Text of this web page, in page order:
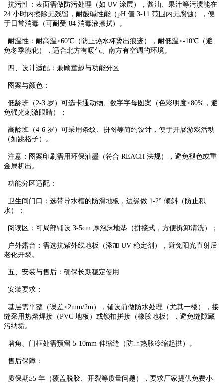
抗污性：表面需做防污处理（如 UV 涂层），酱油、果汁等污渍能在
24 小时内擦除无残留，耐酸碱性能（pH 值 3-11 范围内无腐蚀），便
于日常消毒（可耐受 84 消毒液擦拭）。​
耐温性：耐高温≥60℃（防止热水杯烫出痕迹），耐低温≥-10℃（避
免冬季脆化），适合北方有暖气、南方有空调的环境。​
四、设计适配：兼顾童趣与功能分区​
图案与颜色：​
低龄班（2-3 岁）可选卡通动物、数字字母图案（色彩明度≤80%，避
免强光刺激眼睛）；​
高龄班（4-6 岁）可采用条纹、拼图等简约设计，便于开展游戏活动
（如跳格子）。​
注意：图案印刷需用环保油墨（符合 REACH 法规），避免褪色或重
金属析出。​
功能分区适配：​
卫生间门口：选带导水槽的防滑地板，边缘做 1-2° 倾斜（防止积
水）；​
阅读区：可局部铺设 3-5cm 厚泡沫地垫（拼接式，方便拆卸清洗）；​
户外露台：需选抗紫外线地板（添加 UV 稳定剂），避免阳光直射后
老化开裂。​
五、安装与售后：确保长期稳定使用​
安装要求：​
基层需平整（误差≤2mm/2m），铺设前做防水处理（尤其一楼），接
缝采用热熔焊接（PVC 地板）或锁扣拼接（橡胶地板），避免缝隙藏
污纳垢。​
墙角、门框处需预留 5-10mm 伸缩缝（防止热胀冷缩起拱）。​
售后保障：​
质保期≥5 年（覆盖脱胶、开裂等质量问题），要求厂家提供免费小